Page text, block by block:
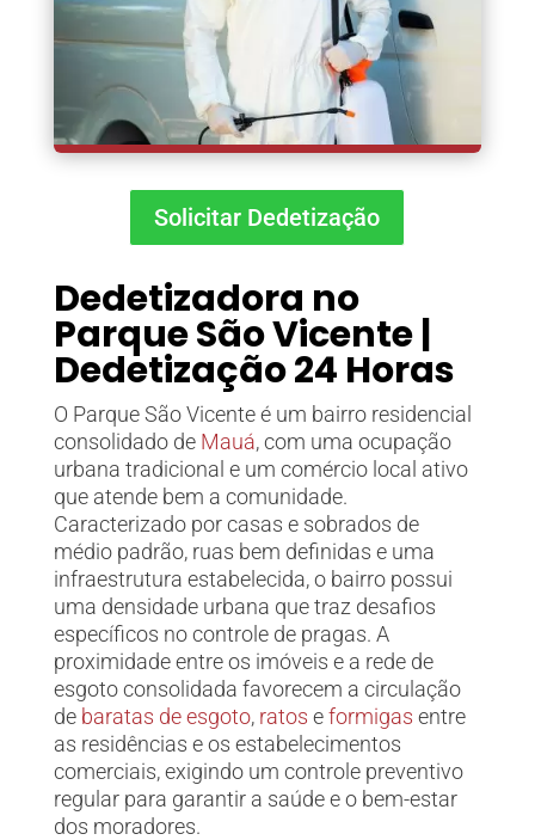
Solicitar Dedetização
Dedetizadora no
Parque São Vicente|
Dedetização 24 Horas
O Parque São Vicente é um bairro residencial
consolidado de Mauá, com uma ocupação
urbana tradicional e um comércio local ativo
que atende bem a comunidade.
Caracterizado por casas e sobrados de
médio padrão, ruas bem definidas e uma
infraestrutura estabelecida, o bairro possui
uma densidade urbana que traz desafios
específicos no controle de pragas. A
proximidade entre os imóveis e a rede de
esgoto consolidada favorecem a circulação
de baratas de esgoto, ratos eformigas entre
as residências e os estabelecimentos
comerciais, exigindo um controle preventivo
regular para garantir a saúde e o bem-estar
dos moradores.